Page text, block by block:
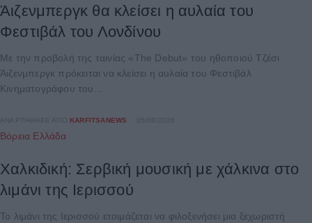
Άιζενμπεργκ θα κλείσει η αυλαία του
Φεστιβάλ του Λονδίνου
Με την προβολή της ταινίας «The Debut» του ηθοποιού Τζέσι
Άιζενμπεργκ πρόκειται να κλείσει η αυλαία του Φεστιβάλ
Κινηματογράφου του...
KARFITSANEWS
Βόρεια Ελλάδα
Χαλκιδική: Σερβική μουσική με χάλκινα στο
λιμάνι της Ιερισσού
Το λιμάνι της Ιερισσού ετοιμάζεται να φιλοξενήσει μια ξεχωριστή